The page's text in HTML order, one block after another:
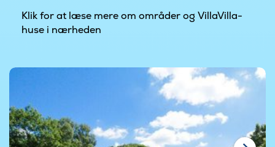
Klik for at læse mere om områder og VillaVilla-
huse i nærheden